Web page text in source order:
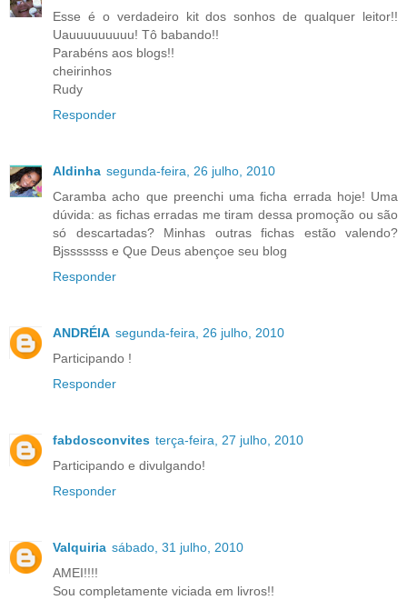
Esse é o verdadeiro kit dos sonhos de qualquer leitor!!
Uauuuuuuuuu! Tô babando!!
Parabéns aos blogs!!
cheirinhos
Rudy
Responder
Aldinha segunda-feira, 26 julho, 2010
Caramba acho que preenchi uma ficha errada hoje! Uma
dúvida: as fichas erradas me tiram dessa promoção ou são
só descartadas? Minhas outras fichas estão valendo?
Bjsssssss e Que Deus abençoe seu blog
Responder
ANDRÉIA segunda-feira, 26 julho, 2010
Participando !
Responder
fabdosconvites terça-feira, 27 julho, 2010
Participando e divulgando!
Responder
Valquiria sábado, 31 julho, 2010
AMEI!!!!
Sou completamente viciada em livros!!